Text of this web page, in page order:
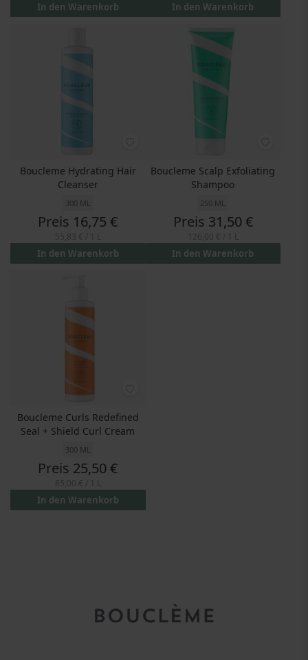
In den Warenkorb In den Warenkorb
Boucleme Hydrating Hair
Cleanser
300 ML
Preis 16,75 €
In den Warenkorb
Boucleme Scalp Exfoliating
Shampoo
250 ML
Preis 31,50 €
In den Warenkorb
Boucleme Curls Redefined
Seal + Shield Curl Cream
300 ML
Preis 25,50 €
In den Warenkorb